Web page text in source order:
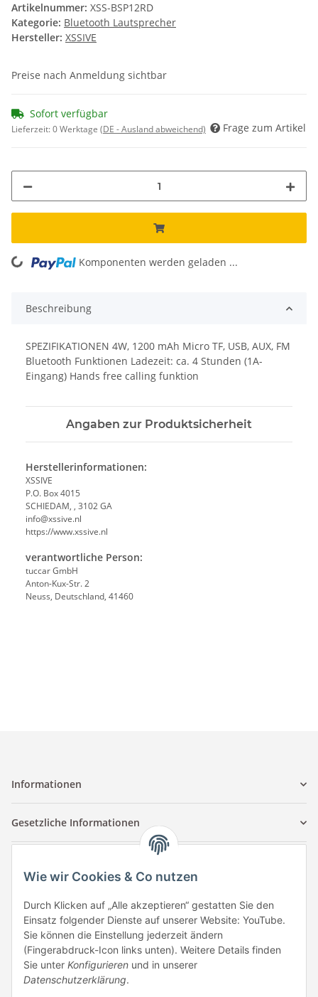
Artikelnummer: XSS-BSP12RD
Kategorie: Bluetooth Lautsprecher
Hersteller: XSSIVE
Preise nach Anmeldung sichtbar
Sofort verfügbar
Lieferzeit:0 Werktage (DE - Ausland abweichend) Frage zum Artikel
Loading... Komponenten werden geladen ...
Beschreibung
SPEZIFIKATIONEN 4W, 1200 mAh Micro TF, USB, AUX, FM
Bluetooth Funktionen Ladezeit: ca. 4 Stunden (1A-
Eingang) Hands free calling funktion
Angaben zur Produktsicherheit
Herstellerinformationen:
XSSIVE
P.O. Box 4015
SCHIEDAM, , 3102 GA
info@xssive.nl
https://www.xssive.nl
verantwortliche Person:
tuccar GmbH
Anton-Kux-Str. 2
Neuss, Deutschland, 41460
Informationen
Gesetzliche Informationen
Tuccar GmbH
Raum A-123
Anton-Kux-Str.2
41460 Neuss
E-Mail: info @ megaphonic.de
Kundenservice
Wie wir Cookies & Co nutzen
Durch Klicken auf „Alle akzeptieren“ gestatten Sie den
Einsatz folgender Dienste auf unserer Website: YouTube.
Sie können die Einstellung jederzeit ändern
(Fingerabdruck-Icon links unten). Weitere Details finden
Sie unter Konfigurieren und in unserer
Datenschutzerklärung.